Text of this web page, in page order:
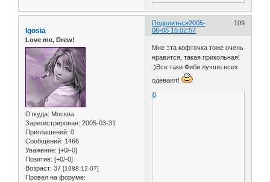
Поделиться 109
2005-
06-05 15:02:57
Igosia
Love me, Drew!
Откуда: Москва
Зарегистрирован: 2005-03-31
Приглашений: 0
Сообщений: 1466
Уважение: [+0/-0]
Позитив: [+0/-0]
Возраст: 37 [1988-12-07]
Провел на форуме:
Мне эта кофточка тоже очень
нравится, такая прикольная!
:)Все таки Фиби лучше всех
одевают!
0